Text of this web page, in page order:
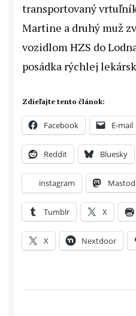
transportovaný
Martine a druhý muž
vozidlom HZS do
posádka rýchlej
Zdieľajte tento článok:
Facebook E-mail
Reddit Bluesky
instagram
Tumblr X
X Nextdoor